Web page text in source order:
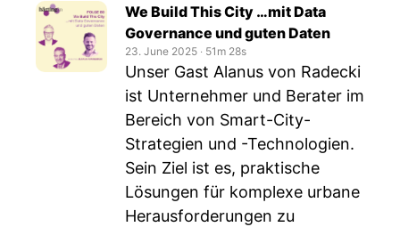
We Build This City …mit Data
Governance und guten Daten
23. June 2025 ‧ 51m 28s
Unser Gast Alanus von Radecki
ist Unternehmer und Berater im
Bereich von Smart-City-
Strategien und -Technologien.
Sein Ziel ist es, praktische
Lösungen für komplexe urbane
Herausforderungen zu